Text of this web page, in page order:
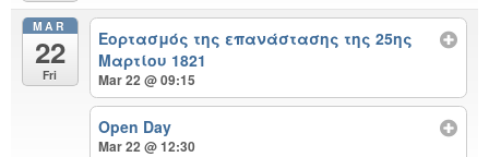
MAR
22
Fri
Εορτασμός της επανάστασης της 25ης
Μαρτίου 1821
Mar 22 @ 09:15
Open Day
Mar 22 @ 12:30